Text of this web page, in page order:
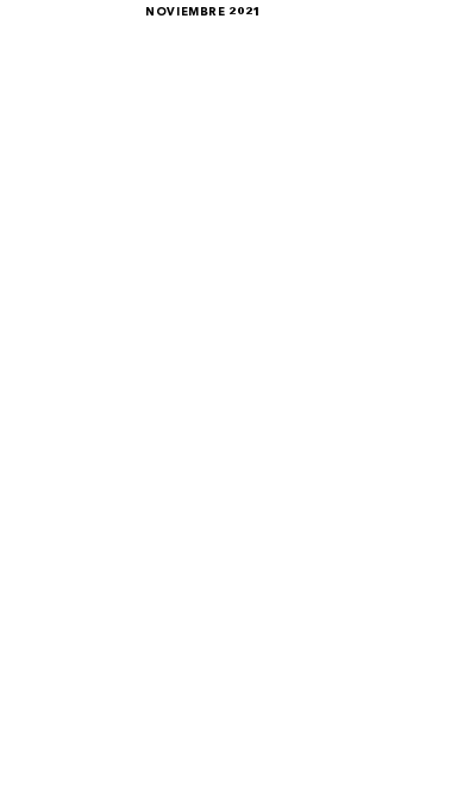
NOVIEMBRE 2021